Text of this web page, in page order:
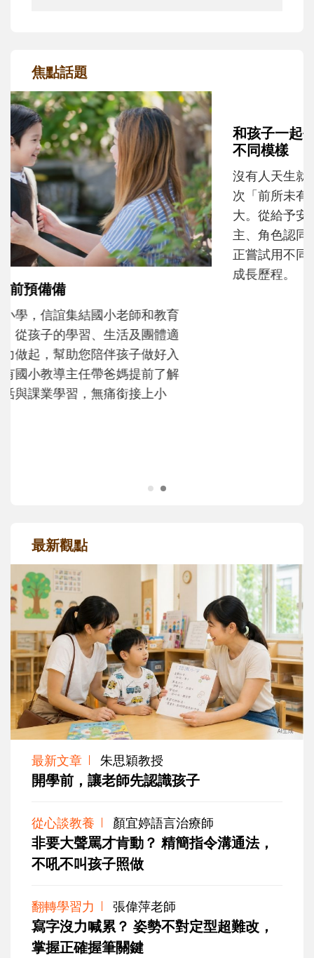
焦點話題
和孩子一起長大的那個男人│讀懂父親的
不同模樣
沒有人天生就擅長當爸爸！男人總是在一次
次「前所未有」的體驗中，跟著孩子一起長
大。從給予安全感的肢體遊戲，到獨立自
主、角色認同及解決問題的能力養成。爸爸
正嘗試用不同的模樣，參與孩子每個重要的
最新觀點
最新文章 朱思穎教授
開學前，讓老師先認識孩子
從心談教養 顏宜婷語言治療師
非要大聲罵才肯動？ 精簡指令溝通法，
不吼不叫孩子照做
翻轉學習力 張偉萍老師
寫字沒力喊累？ 姿勢不對定型超難改，
掌握正確握筆關鍵